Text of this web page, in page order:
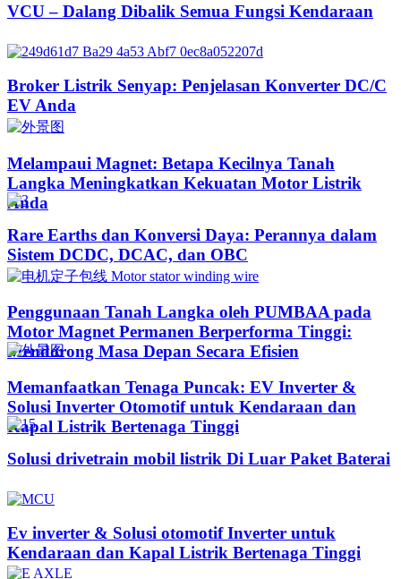
VCU – Dalang Dibalik Semua Fungsi Kendaraan
Broker Listrik Senyap: Penjelasan Konverter DC/C
EV Anda
Melampaui Magnet: Betapa Kecilnya Tanah
Langka Meningkatkan Kekuatan Motor Listrik
Anda
Rare Earths dan Konversi Daya: Perannya dalam
Sistem DCDC, DCAC, dan OBC
Penggunaan Tanah Langka oleh PUMBAA pada
Motor Magnet Permanen Berperforma Tinggi:
Mendorong Masa Depan Secara Efisien
Memanfaatkan Tenaga Puncak: EV Inverter &
Solusi Inverter Otomotif untuk Kendaraan dan
Kapal Listrik Bertenaga Tinggi​
Solusi drivetrain mobil listrik Di Luar Paket Baterai
Ev inverter & Solusi otomotif Inverter untuk
Kendaraan dan Kapal Listrik Bertenaga Tinggi